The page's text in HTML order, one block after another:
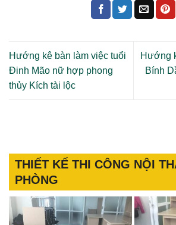
Hướng kê bàn làm việc tuổi
Đinh Mão nữ hợp phong
thủy Kích tài lộc
Hướng
Bính
THIẾT KẾ THI CÔNG NỘI
PHÒNG